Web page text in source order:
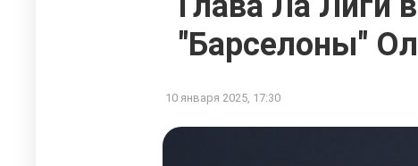
"Барселоны"
10 января 2025, 17:30